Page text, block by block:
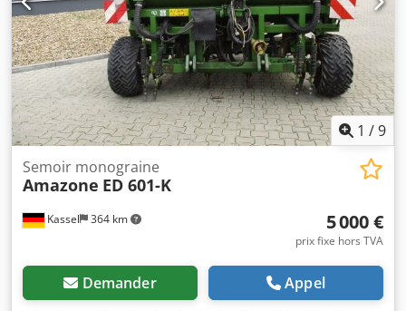
1 /9
Kassel 364 km
Semoir monograine
Amazone ED 601-K
5 000 €
prix fixe hors TVA
Demander Appel